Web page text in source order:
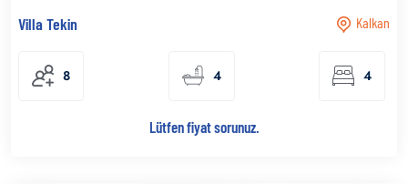
Kalkan
Villa Tekin
8 4 4
Lütfen fiyat sorunuz.